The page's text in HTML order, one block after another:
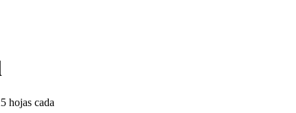
hojas cada